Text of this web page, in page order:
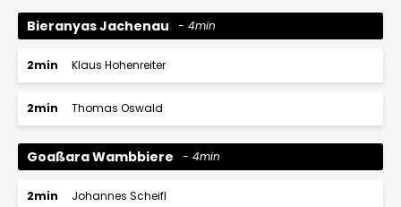
Bieranyas Jachenau 4min
2min Klaus Hohenreiter
2min Thomas Oswald
Goaßara Wambbiere 4min
2min Johannes Scheifl